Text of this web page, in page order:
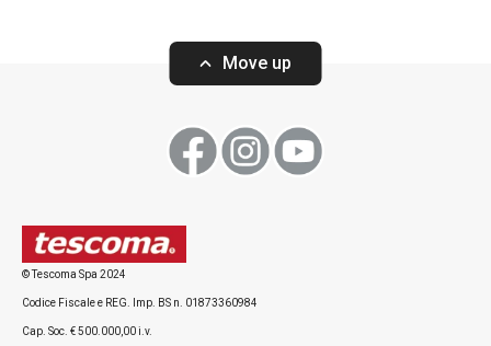
Move up
© Tescoma Spa 2024
Codice Fiscale e REG. Imp. BS n. 01873360984
Cap. Soc. € 500.000,00 i.v.